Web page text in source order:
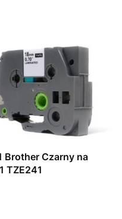
Brother Czarny na
TZE-241 TZE241